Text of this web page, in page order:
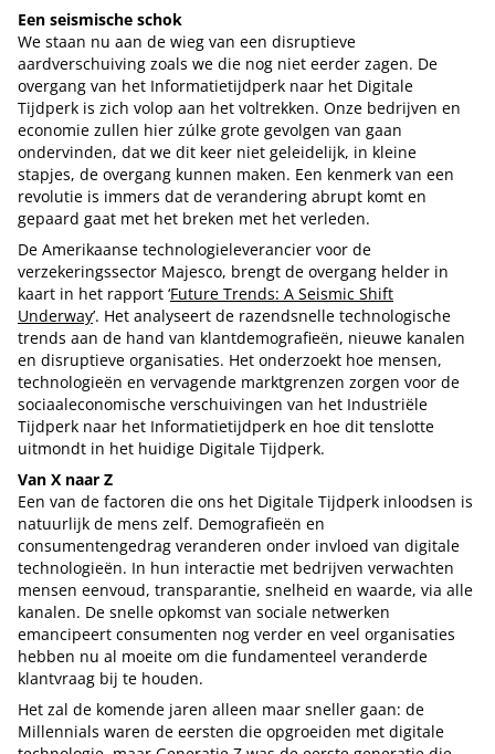
Een seismische schok
We staan nu aan de wieg van een disruptieve
aardverschuiving zoals we die nog niet eerder zagen. De
overgang van het Informatietijdperk naar het Digitale
Tijdperk is zich volop aan het voltrekken. Onze bedrijven en
economie zullen hier zúlke grote gevolgen van gaan
ondervinden, dat we dit keer niet geleidelijk, in kleine
stapjes, de overgang kunnen maken. Een kenmerk van een
revolutie is immers dat de verandering abrupt komt en
gepaard gaat met het breken met het verleden.
De Amerikaanse technologieleverancier voor de
verzekeringssector Majesco, brengt de overgang helder in
kaart in het rapport ‘Future Trends: A Seismic Shift
Underway’. Het analyseert de razendsnelle technologische
trends aan de hand van klantdemografieën, nieuwe kanalen
en disruptieve organisaties. Het onderzoekt hoe mensen,
technologieën en vervagende marktgrenzen zorgen voor de
sociaaleconomische verschuivingen van het Industriële
Tijdperk naar het Informatietijdperk en hoe dit tenslotte
uitmondt in het huidige Digitale Tijdperk.
Van X naar Z
Een van de factoren die ons het Digitale Tijdperk inloodsen is
natuurlijk de mens zelf. Demografieën en
consumentengedrag veranderen onder invloed van digitale
technologieën. In hun interactie met bedrijven verwachten
mensen eenvoud, transparantie, snelheid en waarde, via alle
kanalen. De snelle opkomst van sociale netwerken
emancipeert consumenten nog verder en veel organisaties
hebben nu al moeite om die fundamenteel veranderde
klantvraag bij te houden.
Het zal de komende jaren alleen maar sneller gaan: de
Millennials waren de eersten die opgroeiden met digitale